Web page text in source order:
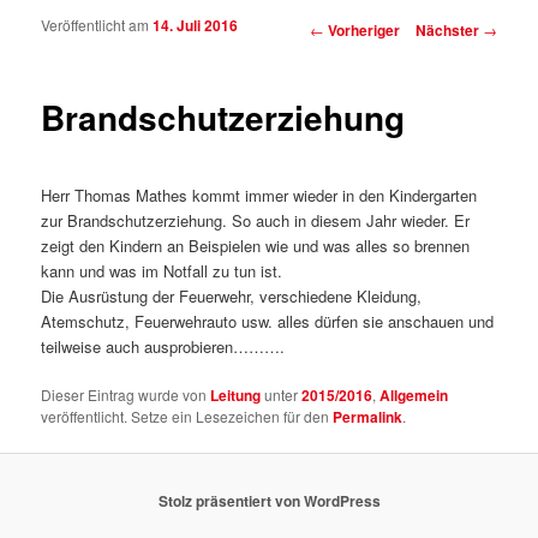
Beitragsnavigation
← Vorheriger Nächster →
Brandschutzerziehung
Veröffentlicht am14. Juli 2016
Herr Thomas Mathes kommt immer wieder in den Kindergarten
zur Brandschutzerziehung. So auch in diesem Jahr wieder. Er
zeigt den Kindern an Beispielen wie und was alles so brennen
kann und was im Notfall zu tun ist.
Die Ausrüstung der Feuerwehr, verschiedene Kleidung,
Atemschutz, Feuerwehrauto usw. alles dürfen sie anschauen und
teilweise auch ausprobieren……….
Dieser Eintrag wurde von Leitungunter2015/2016,Allgemein
veröffentlicht. Setze ein Lesezeichen für den Permalink.
Stolz präsentiert von WordPress